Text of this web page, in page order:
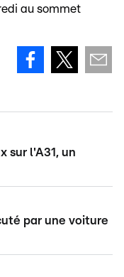
au sommet
sur l'A31, un
par une voiture